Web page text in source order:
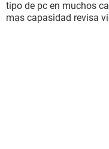
tipo de pc en muchos
mas capasidad revisa